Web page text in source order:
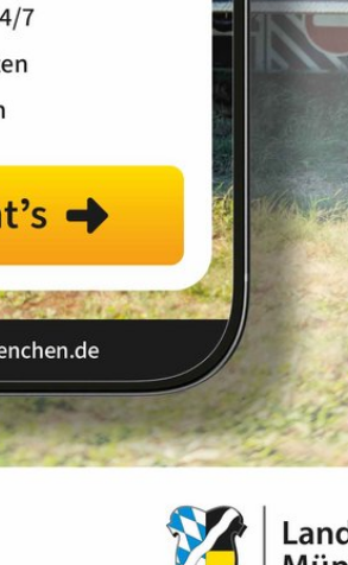
Landratsamt